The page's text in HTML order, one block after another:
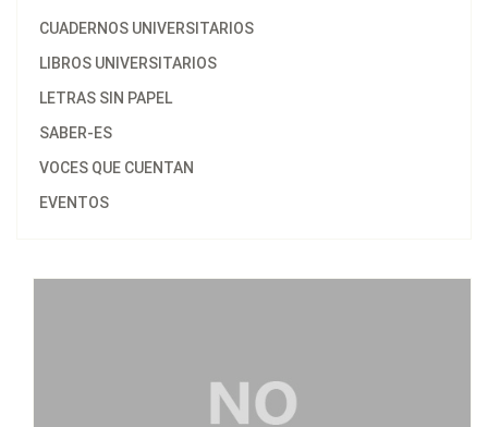
CUADERNOS UNIVERSITARIOS
LIBROS UNIVERSITARIOS
LETRAS SIN PAPEL
SABER-ES
VOCES QUE CUENTAN
EVENTOS